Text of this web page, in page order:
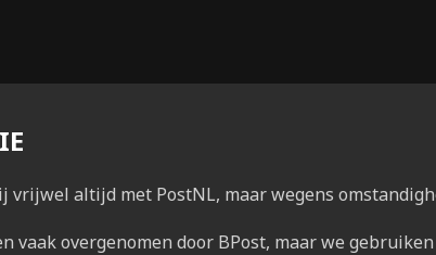
vrijwel altijd met PostNL, maar wegens
vaak overgenomen door BPost, maar we gebruiken